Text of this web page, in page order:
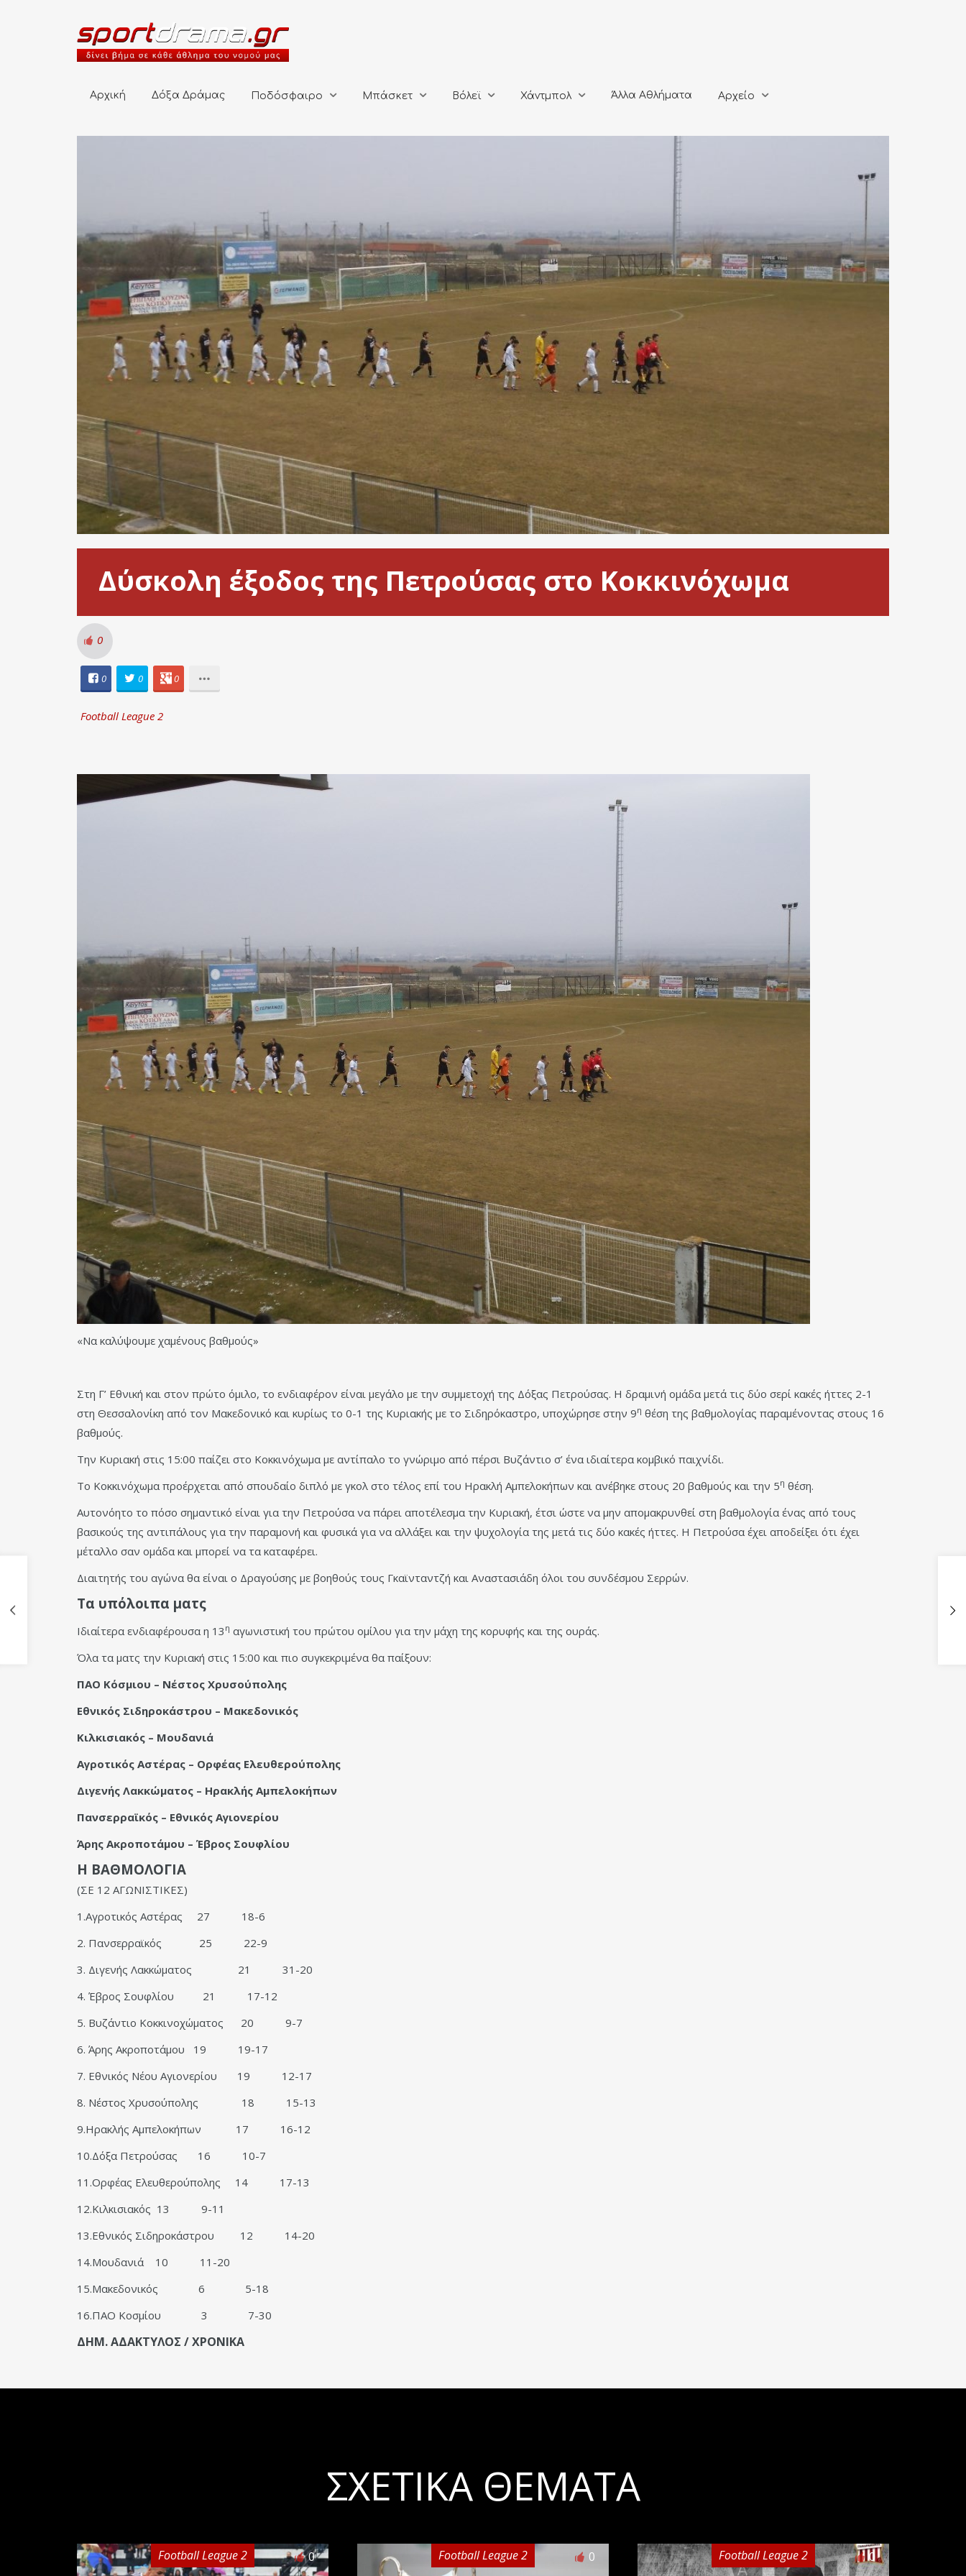
Αρχική Δόξα Δράμας Ποδόσφαιρο Μπάσκετ Βόλεϊ Χάντμπολ Άλλα Αθλήματα Αρχείο
Δύσκολη έξοδος της Πετρούσας στο Κοκκινόχωμα
0
0 0 0
Football League 2
«Να καλύψουμε χαμένους βαθμούς»
Στη Γ’ Εθνική και στον πρώτο όμιλο, το ενδιαφέρον είναι μεγάλο με την συμμετοχή της Δόξας Πετρούσας. Η δραμινή ομάδα μετά τις δύο σερί κακές ήττες 2-1
στη Θεσσαλονίκη από τον Μακεδονικό και κυρίως το 0-1 της Κυριακής με το Σιδηρόκαστρο, υποχώρησε στην 9η θέση της βαθμολογίας παραμένοντας στους 16
βαθμούς.
Την Κυριακή στις 15:00 παίζει στο Κοκκινόχωμα με αντίπαλο το γνώριμο από πέρσι Βυζάντιο σ’ ένα ιδιαίτερα κομβικό παιχνίδι.
Το Κοκκινόχωμα προέρχεται από σπουδαίο διπλό με γκολ στο τέλος επί του Ηρακλή Αμπελοκήπων και ανέβηκε στους 20 βαθμούς και την 5η θέση.
Αυτονόητο το πόσο σημαντικό είναι για την Πετρούσα να πάρει αποτέλεσμα την Κυριακή, έτσι ώστε να μην απομακρυνθεί στη βαθμολογία ένας από τους
βασικούς της αντιπάλους για την παραμονή και φυσικά για να αλλάξει και την ψυχολογία της μετά τις δύο κακές ήττες. Η Πετρούσα έχει αποδείξει ότι έχει
μέταλλο σαν ομάδα και μπορεί να τα καταφέρει.
Διαιτητής του αγώνα θα είναι ο Δραγούσης με βοηθούς τους Γκαϊνταντζή και Αναστασιάδη όλοι του συνδέσμου Σερρών.
Τα υπόλοιπα ματς
Ιδιαίτερα ενδιαφέρουσα η 13 η αγωνιστική του πρώτου ομίλου για την μάχη της κορυφής και της ουράς.
Όλα τα ματς την Κυριακή στις 15:00 και πιο συγκεκριμένα θα παίξουν:
ΠΑΟ Κόσμιου – Νέστος Χρυσούπολης
Εθνικός Σιδηροκάστρου – Μακεδονικός
Κιλκισιακός – Μουδανιά
Αγροτικός Αστέρας – Ορφέας Ελευθερούπολης
Διγενής Λακκώματος – Ηρακλής Αμπελοκήπων
Πανσερραϊκός – Εθνικός Αγιονερίου
Άρης Ακροποτάμου – Έβρος Σουφλίου
Η ΒΑΘΜΟΛΟΓΙΑ
(ΣΕ 12 ΑΓΩΝΙΣΤΙΚΕΣ)
1.Αγροτικός Αστέρας
27
18-6
2. Πανσερραϊκός
25
22-9
3. Διγενής Λακκώματος
21
31-20
4. Έβρος Σουφλίου
21
17-12
5. Βυζάντιο Κοκκινοχώματος
20
9-7
6. Άρης Ακροποτάμου
19
19-17
7. Εθνικός Νέου Αγιονερίου
19
12-17
8. Νέστος Χρυσούπολης
18
15-13
9.Ηρακλής Αμπελοκήπων
17
16-12
10.Δόξα Πετρούσας
16
10-7
11.Ορφέας Ελευθερούπολης
14
17-13
12.Κιλκισιακός 13
9-11
13.Εθνικός Σιδηροκάστρου
12
14-20
14.Μουδανιά
10
11-20
15.Μακεδονικός
6
5-18
16.ΠΑΟ Κοσμίου
3 7-30
ΔΗΜ. ΑΔΑΚΤΥΛΟΣ / ΧΡΟΝΙΚΑ
ΣΧΕΤΙΚΆ ΘΈΜΑΤΑ
Football League 2 0 Football League 2 0 Football League 2 0